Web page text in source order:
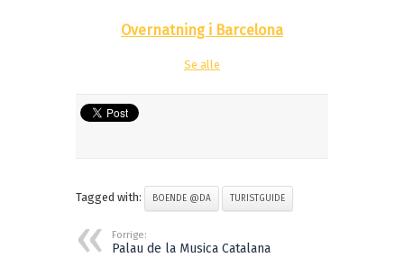
Overnatning i Barcelona
Se alle
Tagged with: BOENDE @DA TURISTGUIDE
Forrige:
Palau de la Musica Catalana